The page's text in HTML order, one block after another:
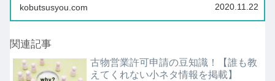
所の所在地を管轄する警察署の古物商担当課へ作成
kobutsusyou.com 2020.11.22
関連記事
古物営業許可申請の豆知識！【誰も教
えてくれない小ネタ情報を掲載】